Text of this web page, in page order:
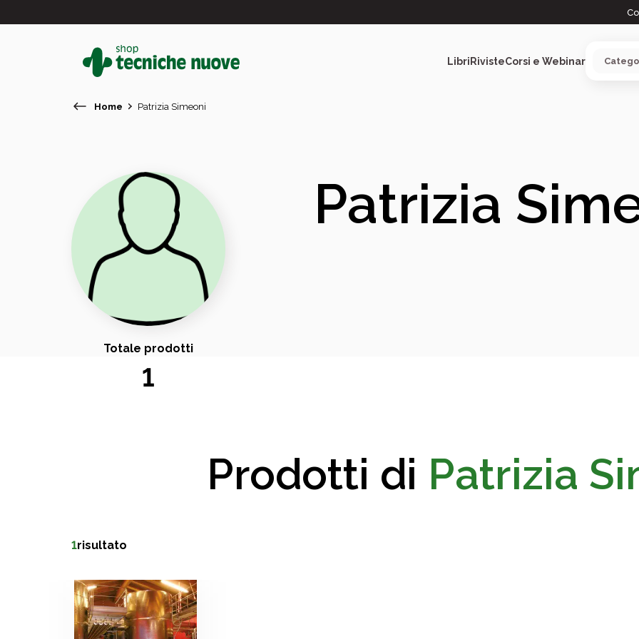
LibriRivisteCorsi e Webinar
In primo piano
Home Patrizia Simeoni
Totale prodotti
1
Patrizia
Prodotti di Patrizia
1risultato